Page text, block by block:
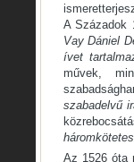
A Századok
Vay Dániel
ívet
művek,
szabadelvű
Az 1526 óta